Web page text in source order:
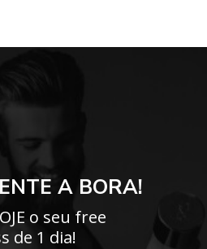
A BORA!
o seu free
de 1 dia!